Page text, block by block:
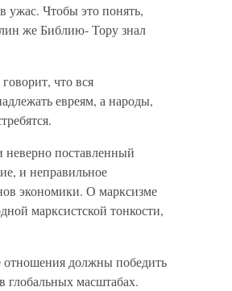
ужас. Чтобы это понять,
же Библию- Тору знал
что вся
евреям, а народы,
неверно поставленный
и неправильное
экономики. О марксизме
марксистской тонкости,
должны победить
глобальных масштабах.